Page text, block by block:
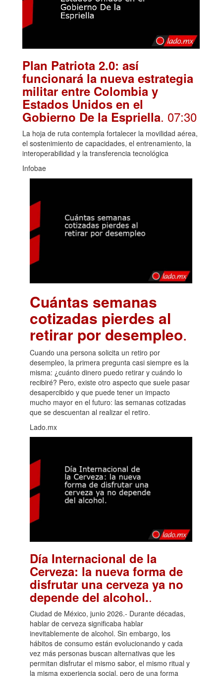
Plan Patriota 2.0: así
funcionará la nueva estrategia
militar entre Colombia y
Estados Unidos en el
Gobierno De la Espriella. 07:30
La hoja de ruta contempla fortalecer la movilidad aérea,
el sostenimiento de capacidades, el entrenamiento, la
interoperabilidad y la transferencia tecnológica
Infobae
Cuántas semanas
cotizadas pierdes al
retirar por desempleo.
Cuando una persona solicita un retiro por
desempleo, la primera pregunta casi siempre es la
misma: ¿cuánto dinero puedo retirar y cuándo lo
recibiré? Pero, existe otro aspecto que suele pasar
desapercibido y que puede tener un impacto
mucho mayor en el futuro: las semanas cotizadas
que se descuentan al realizar el retiro.
Lado.mx
Día Internacional de la
Cerveza: la nueva forma de
disfrutar una cerveza ya no
depende del alcohol..
Ciudad de México, junio 2026.- Durante décadas,
hablar de cerveza significaba hablar
inevitablemente de alcohol. Sin embargo, los
hábitos de consumo están evolucionando y cada
vez más personas buscan alternativas que les
permitan disfrutar el mismo sabor, el mismo ritual y
la misma experiencia social, pero de una forma